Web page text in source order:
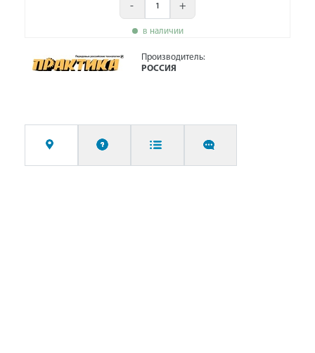
- +
в наличии
Производитель:
РОССИЯ